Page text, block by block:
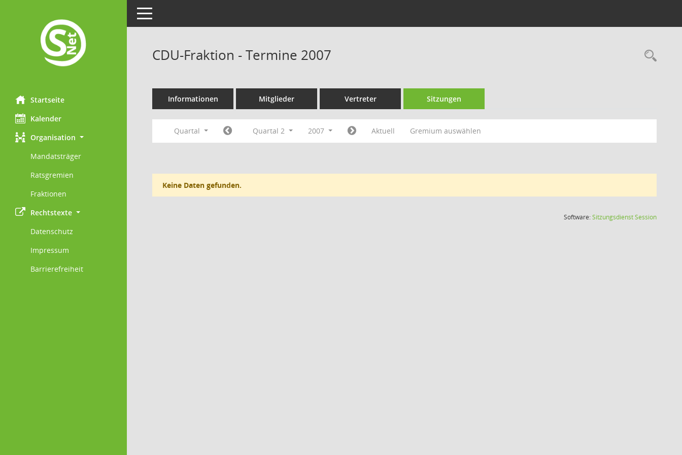
Startseite
Kalender
Organisation
Mandatsträger
Ratsgremien
Fraktionen
Rechtstexte
Datenschutz
Impressum
Barrierefreiheit
Toggle navigation
CDU-Fraktion - Termine 2007
Informationen Mitglieder Vertreter Sitzungen
Quartal Quartal 2 2007 Aktuell Gremium auswählen
Keine Daten gefunden.
Software:SitzungsdienstSession(Wird in